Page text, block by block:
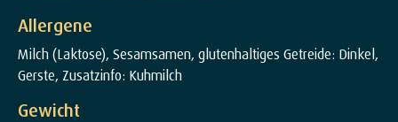
Allergene
Milch (Laktose), Sesamsamen, glutenhaltiges Getreide: Dinkel,
Gerste, Zusatzinfo: Kuhmilch
Gewicht